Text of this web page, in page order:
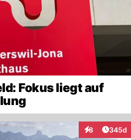
Fokus liegt auf
8
Interaktionen
345d